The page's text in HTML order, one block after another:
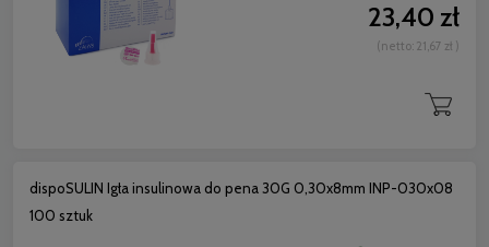
23,40 zł
(netto: 21,67 zł )
dispoSULIN Igła insulinowa do pena 30G 0,30x8mm INP-030x08
100 sztuk